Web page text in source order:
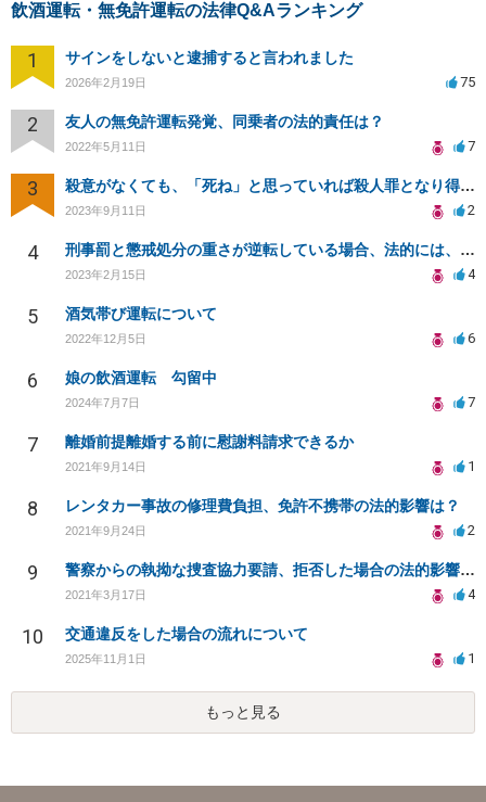
飲酒運転・無免許運転の法律Q&Aランキング
1 サインをしないと逮捕すると言われました
2026年2月19日 75
2 友人の無免許運転発覚、同乗者の法的責任は？
2022年5月11日 7
3 殺意がなくても、「死ね」と思っていれば殺人罪となり得るのでしょうか？
2023年9月11日 2
4 刑事罰と懲戒処分の重さが逆転している場合、法的には、どちらのが罪が〝重い〟ということになるのか？
2023年2月15日 4
5 酒気帯び運転について
2022年12月5日 6
6 娘の飲酒運転 勾留中
2024年7月7日 7
7 離婚前提離婚する前に慰謝料請求できるか
2021年9月14日 1
8 レンタカー事故の修理費負担、免許不携帯の法的影響は？
2021年9月24日 2
9 警察からの執拗な捜査協力要請、拒否した場合の法的影響は？
2021年3月17日 4
10 交通違反をした場合の流れについて
2025年11月1日 1
もっと見る